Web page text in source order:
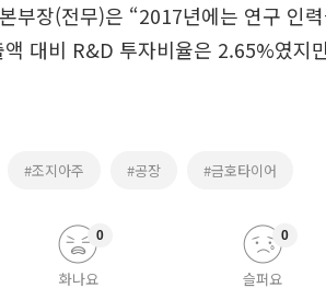
부장(전무)은 “2017년에는 연구 인
대비 R&D 투자비율은 2.65%였지
#조지아주 #공장 #금호타이어
화나요
0
슬퍼요
0